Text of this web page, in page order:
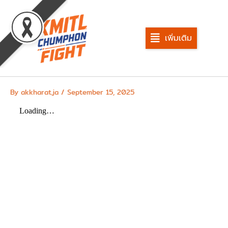
content
เพิ่มเติม
By akkharat.ja / September 15, 2025